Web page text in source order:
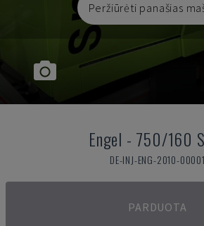
Peržiūrėti panašias
Engel - 750/160
DE-INJ-ENG-2010-00001
PARDUOTA